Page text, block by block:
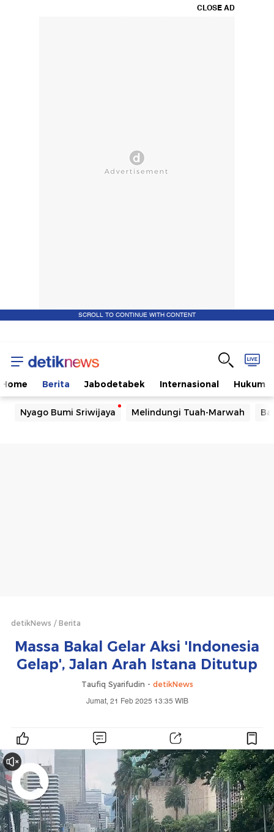
CLOSE AD
SCROLL TO CONTINUE WITH CONTENT
Home Berita Jabodetabek Internasional Hukum
Nyago Bumi Sriwijaya Melindungi Tuah-Marwah
detikNews Berita
Massa Bakal Gelar Aksi 'Indonesia
Gelap', Jalan Arah Istana Ditutup
Taufiq Syarifudin - detikNews
Jumat, 21 Feb 2025 13:35 WIB